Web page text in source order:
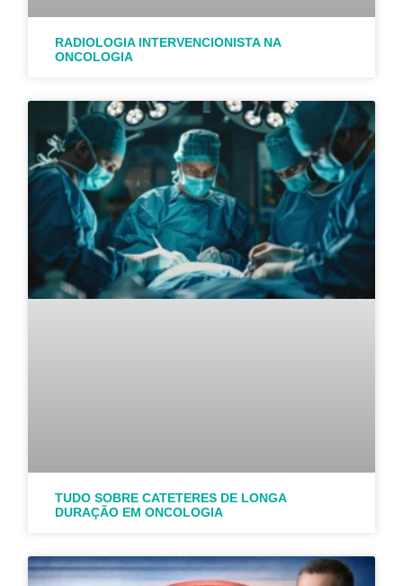
RADIOLOGIA INTERVENCIONISTA NA
ONCOLOGIA
TUDO SOBRE CATETERES DE LONGA
DURAÇÃO EM ONCOLOGIA